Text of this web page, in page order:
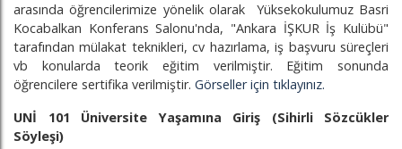
arasında öğrencilerimize yönelik olarak Yüksekokulumuz Basri
Kocabalkan Konferans Salonu'nda, "Ankara İŞKUR İş Kulübü"
tarafından mülakat teknikleri, cv hazırlama, iş başvuru süreçleri
vb konularda teorik eğitim verilmiştir. Eğitim sonunda
öğrencilere sertifika verilmiştir. Görseller için tıklayınız.
UNİ 101 Üniversite Yaşamına Giriş (Sihirli Sözcükler
Söyleşi)